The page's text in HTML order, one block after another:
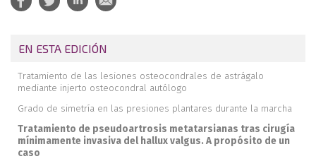
EN ESTA EDICIÓN
Tratamiento de las lesiones osteocondrales de astrágalo
mediante injerto osteocondral autólogo
Grado de simetría en las presiones plantares durante la marcha
Tratamiento de pseudoartrosis metatarsianas tras cirugía
mínimamente invasiva del hallux valgus. A propósito de un
caso